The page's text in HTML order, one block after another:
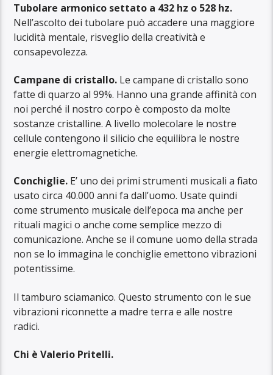
Tubolare armonico settato a 432 hz o 528 hz.
Nell’ascolto dei tubolare può accadere una maggiore
lucidità mentale, risveglio della creatività e
consapevolezza.
Campane di cristallo. Le campane di cristallo sono
fatte di quarzo al 99%. Hanno una grande affinità con
noi perché il nostro corpo è composto da molte
sostanze cristalline. A livello molecolare le nostre
cellule contengono il silicio che equilibra le nostre
energie elettromagnetiche.
Conchiglie. E’ uno dei primi strumenti musicali a fiato
usato circa 40.000 anni fa dall’uomo. Usate quindi
come strumento musicale dell’epoca ma anche per
rituali magici o anche come semplice mezzo di
comunicazione. Anche se il comune uomo della strada
non se lo immagina le conchiglie emettono vibrazioni
potentissime.
Il tamburo sciamanico. Questo strumento con le sue
vibrazioni riconnette a madre terra e alle nostre
radici.
Chi è Valerio Pritelli.